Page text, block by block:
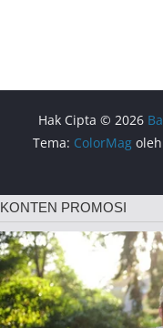
Hak Cipta © 2026
Tema: ColorMag